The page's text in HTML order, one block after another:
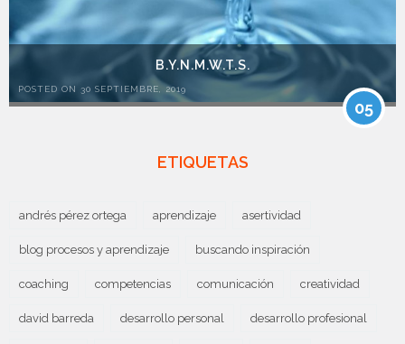
B.Y.N.M.W.T.S.
POSTED ON 30 SEPTIEMBRE, 2019
05
ETIQUETAS
andrés pérez ortega aprendizaje asertividad
blog procesos y aprendizaje buscando inspiración
coaching competencias comunicación creatividad
david barreda desarrollo personal desarrollo profesional